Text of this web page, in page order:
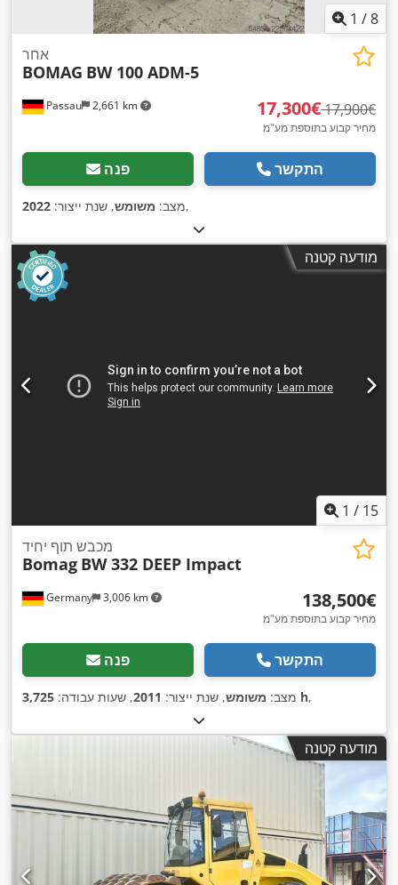
1 /8
Passau 2,661 km
אחר
BOMAG BW 100 ADM-5
‏17,300 ‏€ ‏17,900 ‏€
מחיר קבוע בתוספת מע"מ
פנה התקשר
מצב: משומש, שנת ייצור: 2022 ,
מודעה קטנה
1 / 15
Germany 3,006 km
מכבש תוף יחיד
Bomag BW 332 DEEP Impact
‏138,500 ‏€
מחיר קבוע בתוספת מע"מ
פנה התקשר
מצב: משומש, שנת ייצור: 2011, שעות עבודה: 3,725 h,
מודעה קטנה